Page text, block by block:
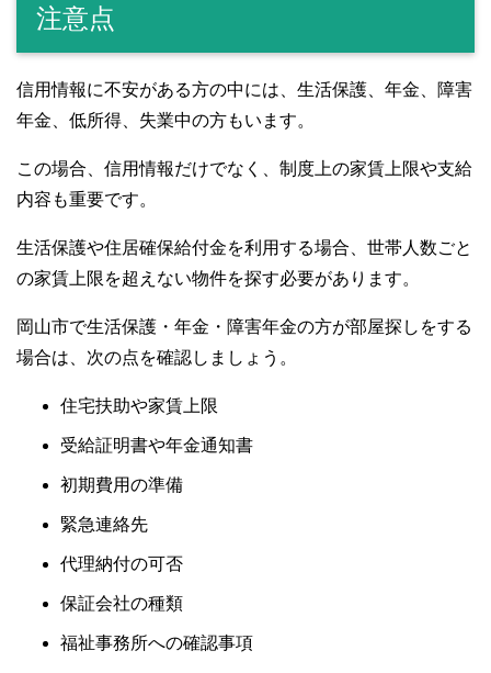
注意点
信用情報に不安がある方の中には、生活保護、年金、障害
年金、低所得、失業中の方もいます。
この場合、信用情報だけでなく、制度上の家賃上限や支給
内容も重要です。
生活保護や住居確保給付金を利用する場合、世帯人数ごと
の家賃上限を超えない物件を探す必要があります。
岡山市で生活保護・年金・障害年金の方が部屋探しをする
場合は、次の点を確認しましょう。
住宅扶助や家賃上限
受給証明書や年金通知書
初期費用の準備
緊急連絡先
代理納付の可否
保証会社の種類
福祉事務所への確認事項